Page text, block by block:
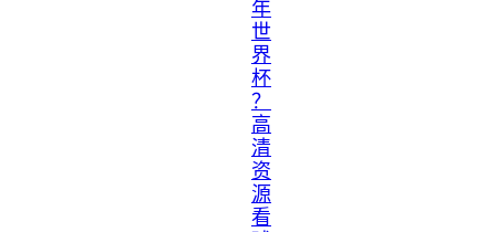
年
世
界
杯
？
高
清
资
源
看